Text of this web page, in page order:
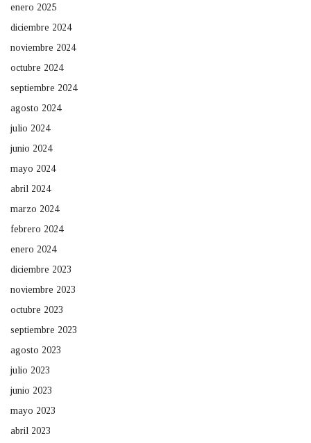
enero 2025
diciembre 2024
noviembre 2024
octubre 2024
septiembre 2024
agosto 2024
julio 2024
junio 2024
mayo 2024
abril 2024
marzo 2024
febrero 2024
enero 2024
diciembre 2023
noviembre 2023
octubre 2023
septiembre 2023
agosto 2023
julio 2023
junio 2023
mayo 2023
abril 2023